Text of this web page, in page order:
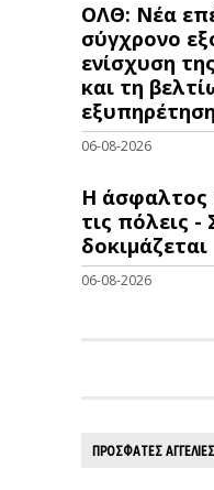
ΟΛΘ: Νέα
σύγχρονο
ενίσχυση
και τη
06-08-2026
Η άσφαλτος
τις πόλεις
δοκιμάζεται
06-08-2026
ΠΡΟΣΦΑΤΕΣ ΑΓΓΕΛΙΕΣ